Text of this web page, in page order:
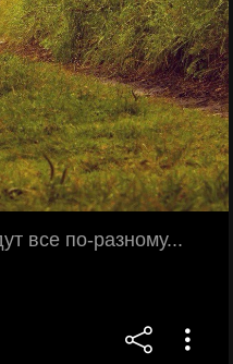
все по-разному...